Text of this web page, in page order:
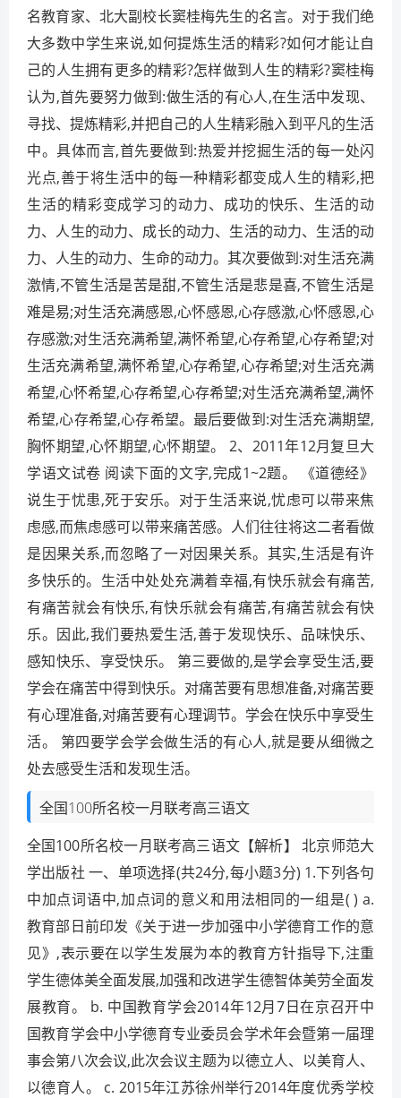
名教育家、北大副校长窦桂梅先生的名言。对于我们绝
大多数中学生来说,如何提炼生活的精彩?如何才能让自
己的人生拥有更多的精彩?怎样做到人生的精彩?窦桂梅
认为,首先要努力做到:做生活的有心人,在生活中发现、
寻找、提炼精彩,并把自己的人生精彩融入到平凡的生活
中。具体而言,首先要做到:热爱并挖掘生活的每一处闪
光点,善于将生活中的每一种精彩都变成人生的精彩,把
生活的精彩变成学习的动力、成功的快乐、生活的动
力、人生的动力、成长的动力、生活的动力、生活的动
力、人生的动力、生命的动力。其次要做到:对生活充满
激情,不管生活是苦是甜,不管生活是悲是喜,不管生活是
难是易;对生活充满感恩,心怀感恩,心存感激,心怀感恩,心
存感激;对生活充满希望,满怀希望,心存希望,心存希望;对
生活充满希望,满怀希望,心存希望,心存希望;对生活充满
希望,心怀希望,心存希望,心存希望;对生活充满希望,满怀
希望,心存希望,心存希望。最后要做到:对生活充满期望,
胸怀期望,心怀期望,心怀期望。 2、2011年12月复旦大
学语文试卷 阅读下面的文字,完成1~2题。 《道德经》
说生于忧患,死于安乐。对于生活来说,忧虑可以带来焦
虑感,而焦虑感可以带来痛苦感。人们往往将这二者看做
是因果关系,而忽略了一对因果关系。其实,生活是有许
多快乐的。生活中处处充满着幸福,有快乐就会有痛苦,
有痛苦就会有快乐,有快乐就会有痛苦,有痛苦就会有快
乐。因此,我们要热爱生活,善于发现快乐、品味快乐、
感知快乐、享受快乐。 第三要做的,是学会享受生活,要
学会在痛苦中得到快乐。对痛苦要有思想准备,对痛苦要
有心理准备,对痛苦要有心理调节。学会在快乐中享受生
活。 第四要学会学会做生活的有心人,就是要从细微之
处去感受生活和发现生活。
全国100所名校一月联考高三语文
全国100所名校一月联考高三语文【解析】 北京师范大
学出版社 一、单项选择(共24分,每小题3分) 1.下列各句
中加点词语中,加点词的意义和用法相同的一组是( ) a.
教育部日前印发《关于进一步加强中小学德育工作的意
见》,表示要在以学生发展为本的教育方针指导下,注重
学生德体美全面发展,加强和改进学生德智体美劳全面发
展教育。 b. 中国教育学会2014年12月7日在京召开中
国教育学会中小学德育专业委员会学术年会暨第一届理
事会第八次会议,此次会议主题为以德立人、以美育人、
以德育人。 c. 2015年江苏徐州举行2014年度优秀学校